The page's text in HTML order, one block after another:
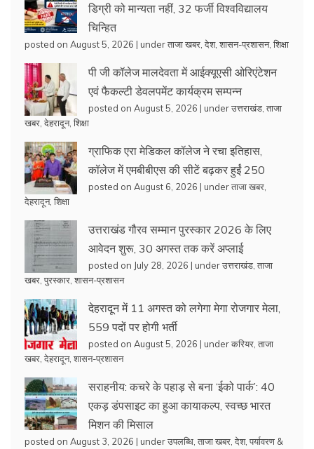
डिग्री को मान्यता नहीं, 32 फर्जी विश्वविद्यालय
चिन्हित
posted on August 5, 2026 | underताजा खबर देश, शासन-प्रशासन, शिक्षा
पी जी कॉलेज मालदेवता में आईक्यूएसी ओरिएंटेशन
एवं फैकल्टी डेवलपमेंट कार्यक्रम सम्पन्न
posted on August 5, 2026 | underउत्तराखंड ताजा
खबर देहरादून, शिक्षा
ग्राफिक एरा मेडिकल कॉलेज ने रचा इतिहास,
कॉलेज में एमबीबीएस की सीटें बढ़कर हुईं 250
posted on August 6, 2026 | underताजा खबर
देहरादून, शिक्षा
उत्तराखंड गौरव सम्मान पुरस्कार 2026 के लिए
आवेदन शुरू, 30 अगस्त तक करें अप्लाई
posted on July 28, 2026 | underउत्तराखंड ताजा
खबर पुरस्कार शासन-प्रशासन
देहरादून में 11 अगस्त को लगेगा मेगा रोजगार मेला,
559 पदों पर होगी भर्ती
posted on August 5, 2026 | underकरियर ताजा
खबर देहरादून, शासन-प्रशासन
सराहनीय: कचरे के पहाड़ से बना ‘ईको पार्क’: 40
एकड़ डंपसाइट का हुआ कायाकल्प, स्वच्छ भारत
मिशन की मिसाल
posted on August 3, 2026 | underउपलब्धि ताजा खबर देश, पर्यावरण &